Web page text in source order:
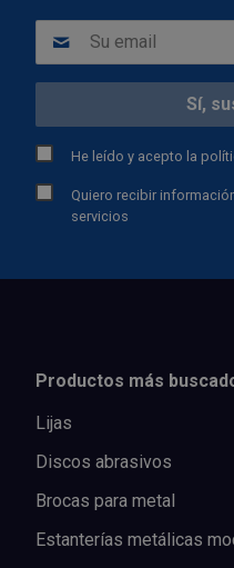
He leído y acepto la
Quiero recibir
servicios
Productos más
Lijas
Discos abrasivos
Brocas para metal
Estanterías metálicas